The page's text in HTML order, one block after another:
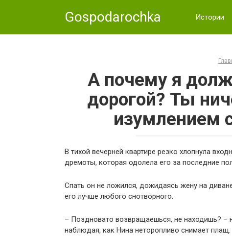
Gospodarochka Истории
А почему я
дорогой? Ты
изумлением
В тихой вечерней квартире резко хлопнула
дремоты, которая одолела его за последние
Спать он не ложился, дожидаясь жену на
его лучше любого снотворного.
– Поздновато возвращаешься, не находишь? –
наблюдая, как Нина неторопливо снимает плащ.